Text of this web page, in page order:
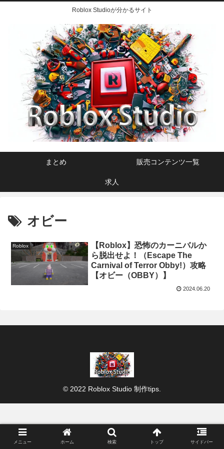
Roblox Studioが分かるサイト
まとめ 販売コンテンツ一覧
求人
オビー
Roblox
【Roblox】恐怖のカーニバルか
ら脱出せよ！（Escape The
Carnival of Terror Obby!）攻略
【オビー（OBBY）】
2024.06.20
© 2022 Roblox Studio 制作tips.
メニュー ホーム 検索 トップ サイドバー